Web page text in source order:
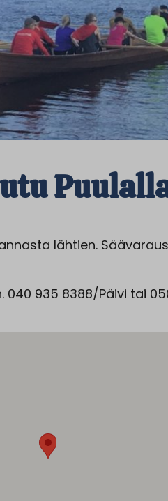
lähtien.
040 935 8388/Päivi tai